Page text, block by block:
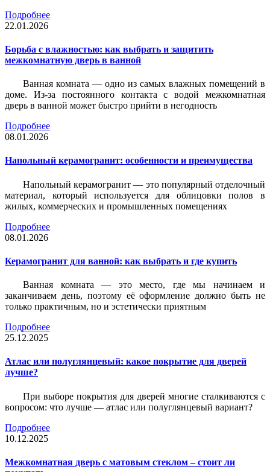
Подробнее
22.01.2026
Борьба с влажностью: как выбрать и защитить
межкомнатную дверь в ванной
Ванная комната — одно из самых влажных помещений в
доме. Из-за постоянного контакта с водой межкомнатная
дверь в ванной может быстро прийти в негодность
Подробнее
08.01.2026
Напольный керамогранит: особенности и преимущества
Напольный керамогранит — это популярный отделочный
материал, который используется для облицовки полов в
жилых, коммерческих и промышленных помещениях
Подробнее
08.01.2026
Керамогранит для ванной: как выбрать и где купить
Ванная комната — это место, где мы начинаем и
заканчиваем день, поэтому её оформление должно быть не
только практичным, но и эстетически приятным
Подробнее
25.12.2025
Атлас или полуглянцевый: какое покрытие для дверей
лучше?
При выборе покрытия для дверей многие сталкиваются с
вопросом: что лучше — атлас или полуглянцевый вариант?
Подробнее
10.12.2025
Межкомнатная дверь с матовым стеклом – стоит ли